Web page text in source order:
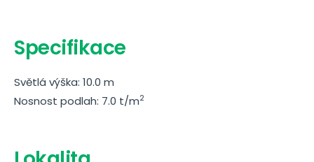
Specifikace
Světlá výška: 10.0 m
Nosnost podlah: 7.0 t/m2